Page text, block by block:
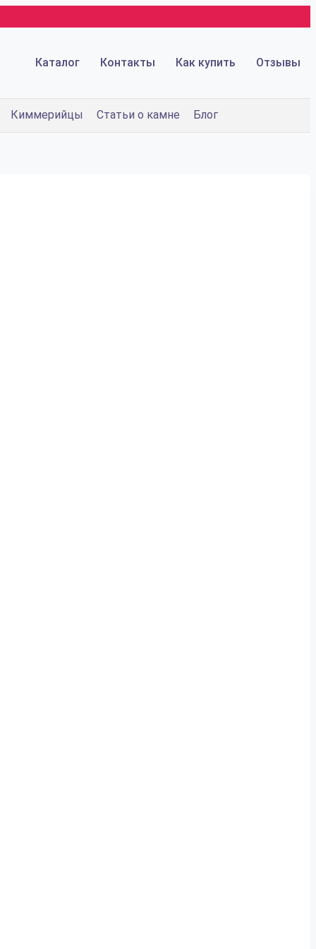
Каталог Контакты Как купить Отзывы
Киммерийцы Статьи о камне Блог